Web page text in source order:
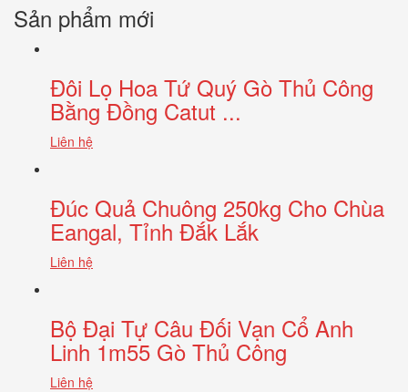
Sản phẩm mới
Đôi Lọ Hoa Tứ Quý Gò Thủ Công
Bằng Đồng Catut ...
Liên hệ
Đúc Quả Chuông 250kg Cho Chùa
Eangal, Tỉnh Đắk Lắk
Liên hệ
Bộ Đại Tự Câu Đối Vạn Cổ Anh
Linh 1m55 Gò Thủ Công
Liên hệ